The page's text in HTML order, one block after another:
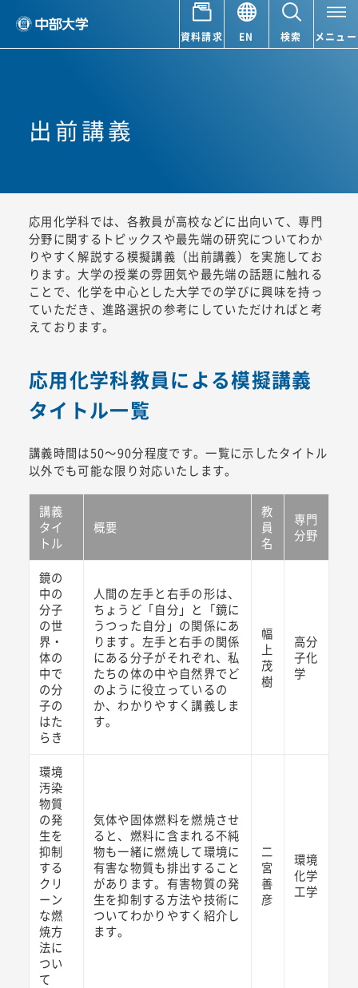
資料請求 EN 検索 メニュー
出前講義
応用化学科では、各教員が高校などに出向いて、専門
分野に関するトピックスや最先端の研究についてわか
りやすく解説する模擬講義（出前講義）を実施してお
ります。大学の授業の雰囲気や最先端の話題に触れる
ことで、化学を中心とした大学での学びに興味を持っ
ていただき、進路選択の参考にしていただければと考
えております。
応用化学科教員による模擬講義
タイトル一覧
講義時間は50～90分程度です。一覧に示したタイトル
以外でも可能な限り対応いたします。
講義
タイ
トル
概要
教
員
名
専門
分野
鏡の
中の
分子
の世
界・
体の
中で
の分
子の
はた
らき
人間の左手と右手の形は、
ちょうど「自分」と「鏡に
うつった自分」の関係にあ
ります。左手と右手の関係
にある分子がそれぞれ、私
たちの体の中や自然界でど
のように役立っているの
か、わかりやすく講義しま
す。
幅
上
茂
樹
高分
子化
学
環境
汚染
物質
の発
生を
抑制
する
クリ
ーン
な燃
焼方
法に
つい
て
気体や固体燃料を燃焼させ
ると、燃料に含まれる不純
物も一緒に燃焼して環境に
有害な物質も排出すること
があります。有害物質の発
生を抑制する方法や技術に
ついてわかりやすく紹介し
ます。
二
宮
善
彦
環境
化学
工学